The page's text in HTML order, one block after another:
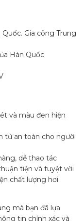
Gia công Trung
Hàn Quốc
và màu đen hiện
tử an toàn cho người
dễ thao tác
tiện và tuyệt vời
chất lượng hơi
mà bạn đã lựa
tin chính xác và